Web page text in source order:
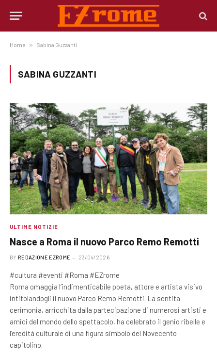
Home » Sabina Guzzanti
SABINA GUZZANTI
ULTIME NOTIZIE
Nasce a Roma il nuovo Parco Remo Remotti
BY REDAZIONE EZROME 23/04/2026
#cultura #eventi #Roma #EZrome
Roma omaggia l’indimenticabile poeta, attore e artista visivo
intitolandogli il nuovo Parco Remo Remotti. La sentita
cerimonia, arricchita dalla partecipazione di numerosi artisti e
amici del mondo dello spettacolo, ha celebrato il genio ribelle e
l’eredità culturale di una figura simbolo del Novecento
capitolino.